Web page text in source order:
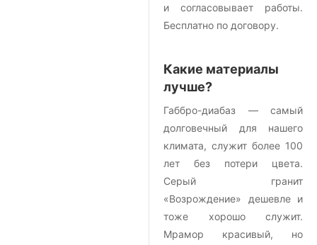
и согласовывает работы.
Бесплатно по договору.
Какие материалы
лучше?
Габбро-диабаз — самый
долговечный для нашего
климата, служит более 100
лет без потери цвета.
Серый гранит
«Возрождение» дешевле и
тоже хорошо служит.
Мрамор красивый, но